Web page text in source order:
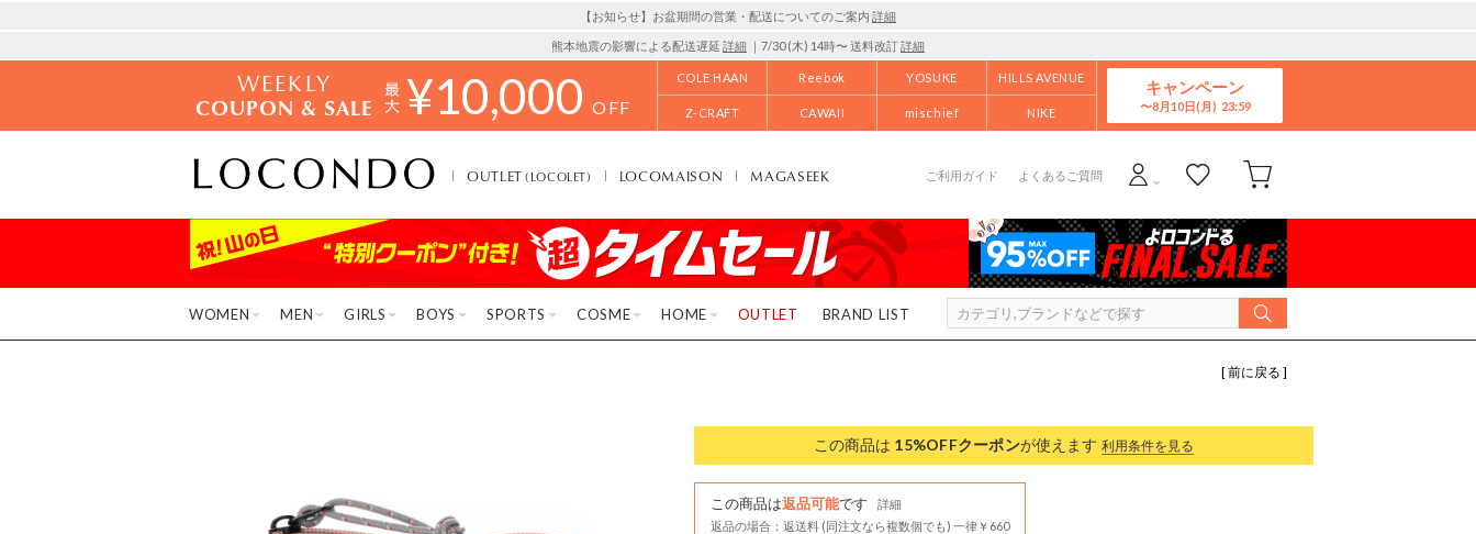
【お知らせ】お盆期間の営業・配送についてのご案内 詳細
熊本地震の影響による配送遅延 詳細 ｜7/30 (木) 14時〜 送料改訂詳細
WEEKLY
COUPON & SALE ¥10,000 OFF
COLE HAAN Reebok YOSUKE HILLS AVENUE
Z-CRAFT CAWAII mischief NIKE
キャンペーン
8月10日(月)
OUTLET(LOCOLET) LOCOMAISON MAGASEEK ご利用ガイド よくあるご質問
WOMEN MEN GIRLS BOYS SPORTS COSME HOME OUTLET BRAND LIST
[ 前に戻る ]
この商品は 15%OFFクーポンが使えます 利用条件を見る
この商品は返品可能です
詳細
返品の場合：返送料 (同注文なら複数個でも) 一律￥660